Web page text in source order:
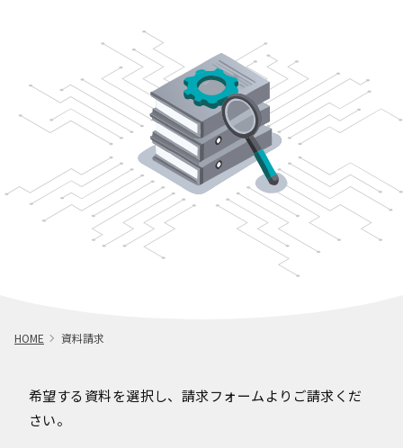
HOME 資料請求
希望する資料を選択し、請求フォームよりご請求くだ
さい。